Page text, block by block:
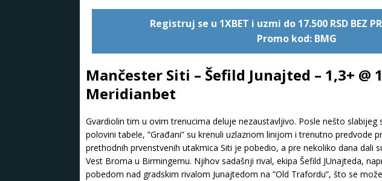
Registruj se u 1XBET i uzmi do 17.500 RSD BEZ
Promo kod: BMG
Mančester Siti – Šefild Junajted – 1,3+ @
Meridianbet
Gvardiolin tim u ovim trenucima deluje nezaustavljivo. Posle nešto
polovini tabele, ”Građani” su krenuli uzlaznom linijom i trenutno predvode
prethodnih prvenstvenih utakmica Siti je pobedio, a pre nekoliko dana dali
Vest Broma u Birmingemu. Njihov sadašnji rival, ekipa Šefild JUnajteda,
pobedom nad gradskim rivalom Junajtedom na ”Old Trafordu”, što se